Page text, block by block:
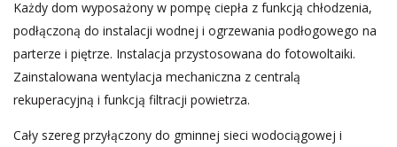
Każdy dom wyposażony w pompę ciepła z funkcją chłodzenia,
podłączoną do instalacji wodnej i ogrzewania podłogowego na
parterze i piętrze. Instalacja przystosowana do fotowoltaiki.
Zainstalowana wentylacja mechaniczna z centralą
rekuperacyjną i funkcją filtracji powietrza.
Cały szereg przyłączony do gminnej sieci wodociągowej i